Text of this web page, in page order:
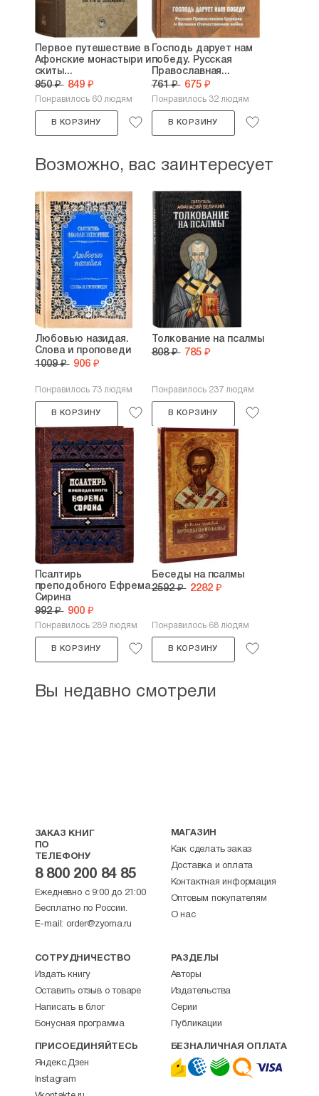
Первое путешествие в
Афонские монастыри и
скиты...
950 ₽ 849 ₽
Понравилось 60 людям
В КОРЗИНУ
Господь дарует нам
победу. Русская
Православная...
761 ₽ 675 ₽
Понравилось 32 людям
В КОРЗИНУ
Возможно, вас заинтересует
Любовью назидая.
Слова и проповеди
1009 ₽ 906 ₽
Понравилось 73 людям
В КОРЗИНУ
Толкование на псалмы
808 ₽ 785 ₽
Понравилось 237 людям
В КОРЗИНУ
Псалтирь
преподобного Ефрема
Сирина
992 ₽ 900 ₽
Понравилось 289 людям
В КОРЗИНУ
Беседы на псалмы
2592 ₽ 2282 ₽
Понравилось 68 людям
В КОРЗИНУ
Вы недавно смотрели
ЗАКАЗ КНИГ
ПО
ТЕЛЕФОНУ
8 800 200 84 85
Ежедневно с 9:00 до 21:00
Бесплатно по России.
E-mail: order@zyorna.ru
МАГАЗИН
Как сделать заказ
Доставка и оплата
Контактная информация
Оптовым покупателям
О нас
СОТРУДНИЧЕСТВО
Издать книгу
Оставить отзыв о товаре
Написать в блог
Бонусная программа
РАЗДЕЛЫ
Авторы
Издательства
Серии
Публикации
ПРИСОЕДИНЯЙТЕСЬ
Яндекс.Дзен
Instagram
БЕЗНАЛИЧНАЯ ОПЛАТА